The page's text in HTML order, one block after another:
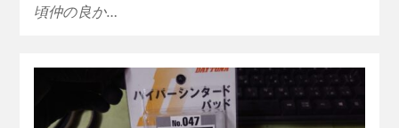
頃仲の良か…